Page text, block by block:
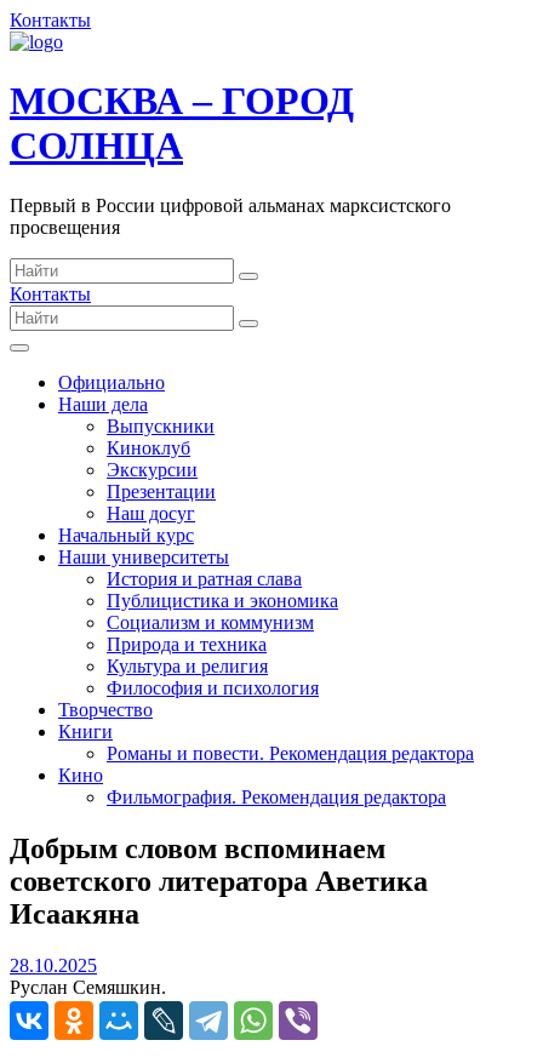
Контакты
МОСКВА – ГОРОД
СОЛНЦА
Первый в России цифровой альманах марксистского
просвещения
Контакты
Официально
Наши дела
Выпускники
Киноклуб
Экскурсии
Презентации
Наш досуг
Начальный курс
Наши университеты
История и ратная слава
Публицистика и экономика
Социализм и коммунизм
Природа и техника
Культура и религия
Философия и психология
Творчество
Книги
Романы и повести. Рекомендация редактора
Кино
Фильмография. Рекомендация редактора
Добрым словом вспоминаем
советского литератора Аветика
Исаакяна
28.10.202528.10.2025
Руслан Семяшкин.